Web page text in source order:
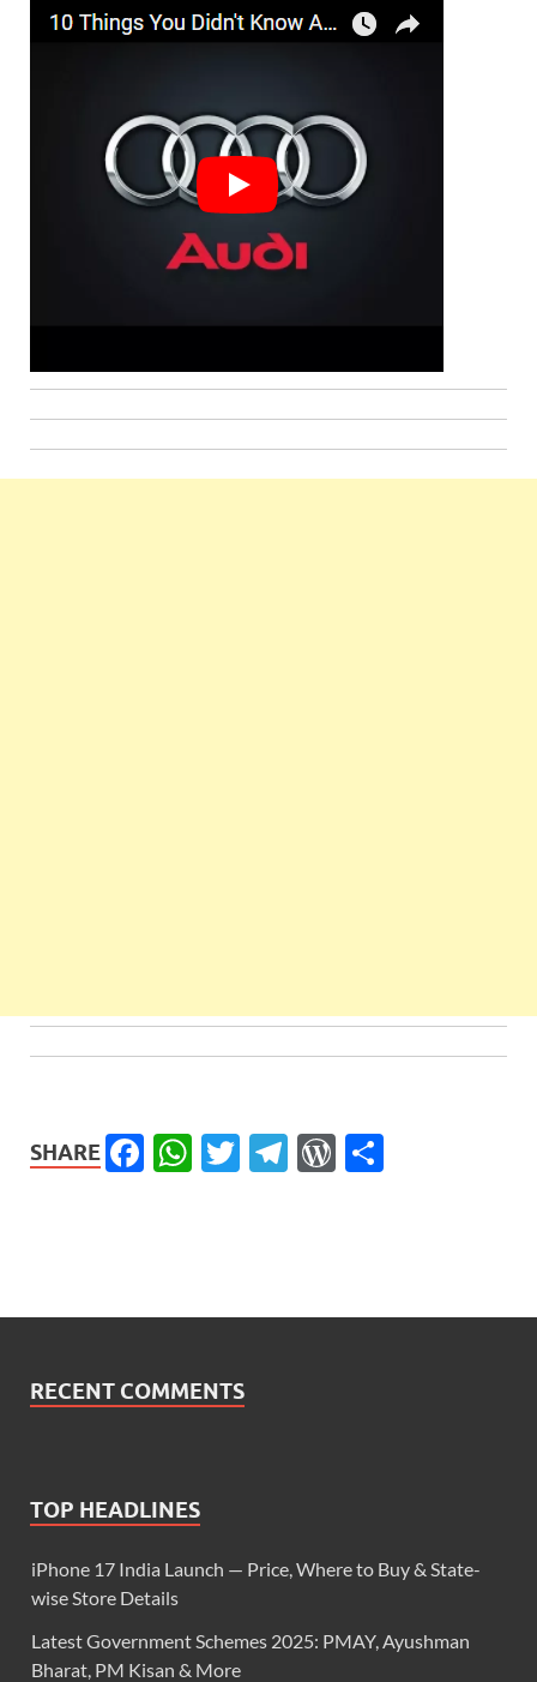
SHARE Facebook
WhatsApp
Twitter
Telegram
WordPress
RECENT COMMENTS
TOP HEADLINES
iPhone 17 India Launch — Price, Where to Buy & State-
wise Store Details
Latest Government Schemes 2025: PMAY, Ayushman
Bharat, PM Kisan & More